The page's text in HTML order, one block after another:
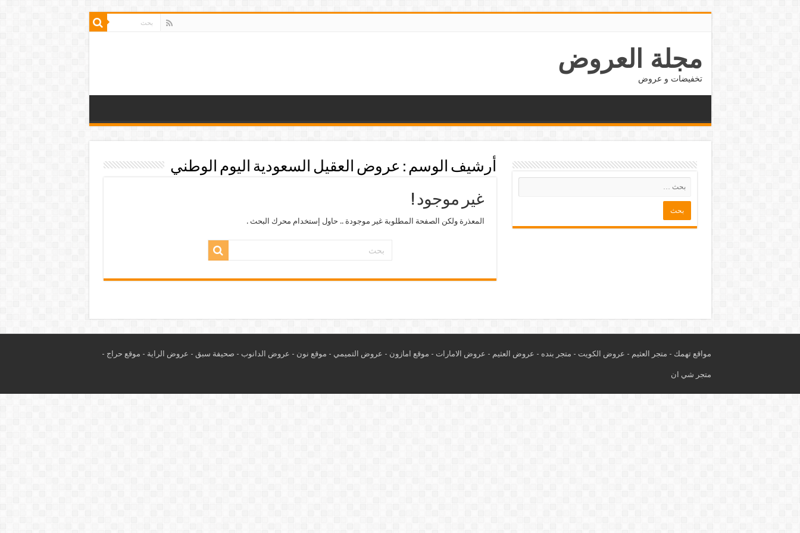
مجلة العروض
تخفيضات و عروض
أرشيف الوسم : عروض العقيل السعودية اليوم الوطني
غير موجود !
المعذرة ولكن الصفحة المطلوبة غير موجودة .. حاول إستخدام محرك البحث .
مواقع تهمك - متجر العثيم - عروض الكويت - متجر بنده - عروض العثيم - عروض الامارات - موقع امازون - عروض التميمي - موقع نون - عروض الدانوب - صحيفة سبق - عروض الراية - موقع حراج -
متجر شي ان